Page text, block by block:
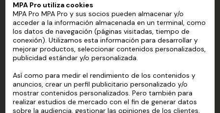
Sustratos que no
tienen una
superficie limpia y
lisa, o con poca
cohesión entre la
pintura y el
sustrato
Acero inoxidable
Sustratos flexibles
MPA PRO
SERVICIOS
CUENTA
AYUDA
ACERCA DE
MPA Pro utiliza cookies
MPA Pro MPA Pro y sus socios pueden almacenar y/o
acceder a la información almacenada en un terminal, como
los datos de navegación (páginas visitadas, tiempo de
conexión). Utilizamos esta información para desarrollar y
mejorar productos, seleccionar contenidos personalizados,
publicidad estándar y/o personalizada.
Así como para medir el rendimiento de los contenidos y
anuncios, crear un perfil publicitario personalizado y/o
mostrar contenidos personalizados. Pero también para
realizar estudios de mercado con el fin de generar datos
sobre la audiencia, gestionar las opiniones de los clientes,